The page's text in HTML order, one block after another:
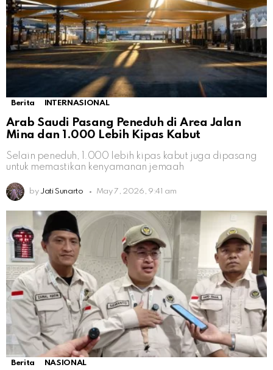
Berita INTERNASIONAL
Arab Saudi Pasang Peneduh di Area Jalan
Mina dan 1.000 Lebih Kipas Kabut
Selain peneduh, 1.000 lebih kipas kabut juga dipasang
untuk memastikan kenyamanan jemaah
by Jati Sunarto May 7, 2026, 9:41 am
Berita NASIONAL